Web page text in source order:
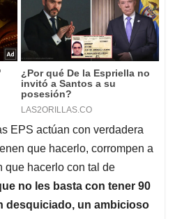
EPS actúan con verdadera
que hacerlo, corrompen a
que hacerlo con tal de
no les basta con tener 90
desquiciado, un ambicioso